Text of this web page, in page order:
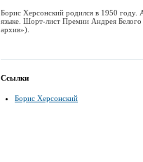
Борис Херсонский родился в 1950 году.
языке. Шорт-лист Премии Андрея
архив»).
Ссылки
Борис Херсонский